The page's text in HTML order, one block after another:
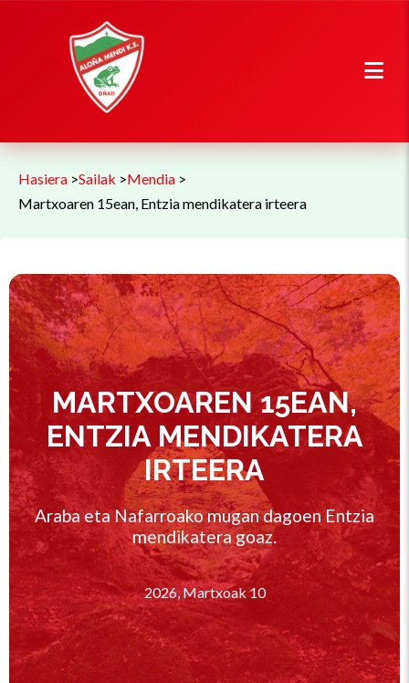
Hasiera >Sailak >Mendia >
Martxoaren 15ean, Entzia mendikatera irteera
MARTXOAREN 15EAN,
ENTZIA MENDIKATERA
IRTEERA
Araba eta Nafarroako mugan dagoen Entzia
mendikatera goaz.
2026, Martxoak 10